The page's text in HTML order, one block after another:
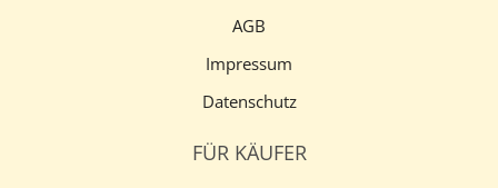
AGB
Impressum
Datenschutz
FÜR KÄUFER